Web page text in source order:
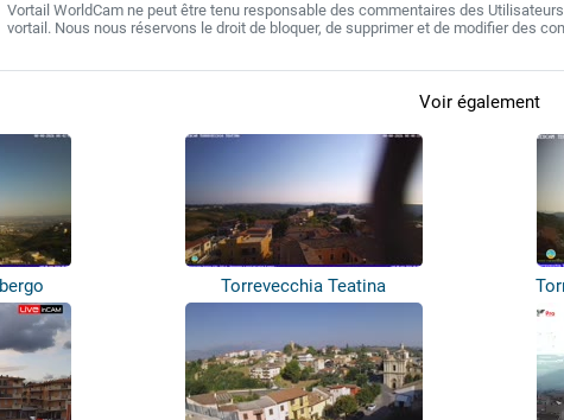
Vortail WorldCam ne peut être tenu responsable des commentaires des
vortail. Nous nous réservons le droit de bloquer, de supprimer et de modifier des
Voir également
Torrevecchia Teatina